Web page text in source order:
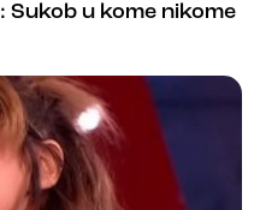
Sukob u kome nikome